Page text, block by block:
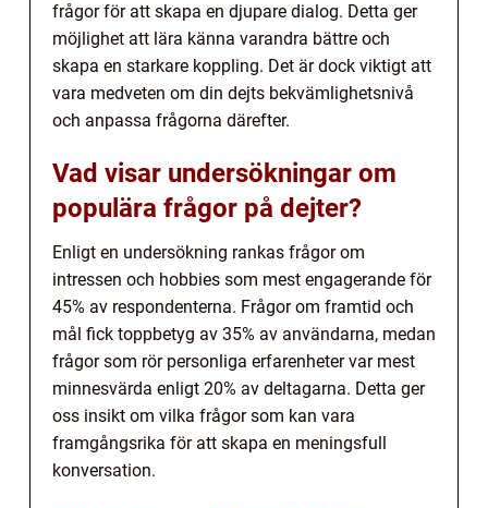
frågor för att skapa en djupare dialog. Detta ger
möjlighet att lära känna varandra bättre och
skapa en starkare koppling. Det är dock viktigt att
vara medveten om din dejts bekvämlighetsnivå
och anpassa frågorna därefter.
Vad visar undersökningar om
populära frågor på dejter?
Enligt en undersökning rankas frågor om
intressen och hobbies som mest engagerande för
45% av respondenterna. Frågor om framtid och
mål fick toppbetyg av 35% av användarna, medan
frågor som rör personliga erfarenheter var mest
minnesvärda enligt 20% av deltagarna. Detta ger
oss insikt om vilka frågor som kan vara
framgångsrika för att skapa en meningsfull
konversation.